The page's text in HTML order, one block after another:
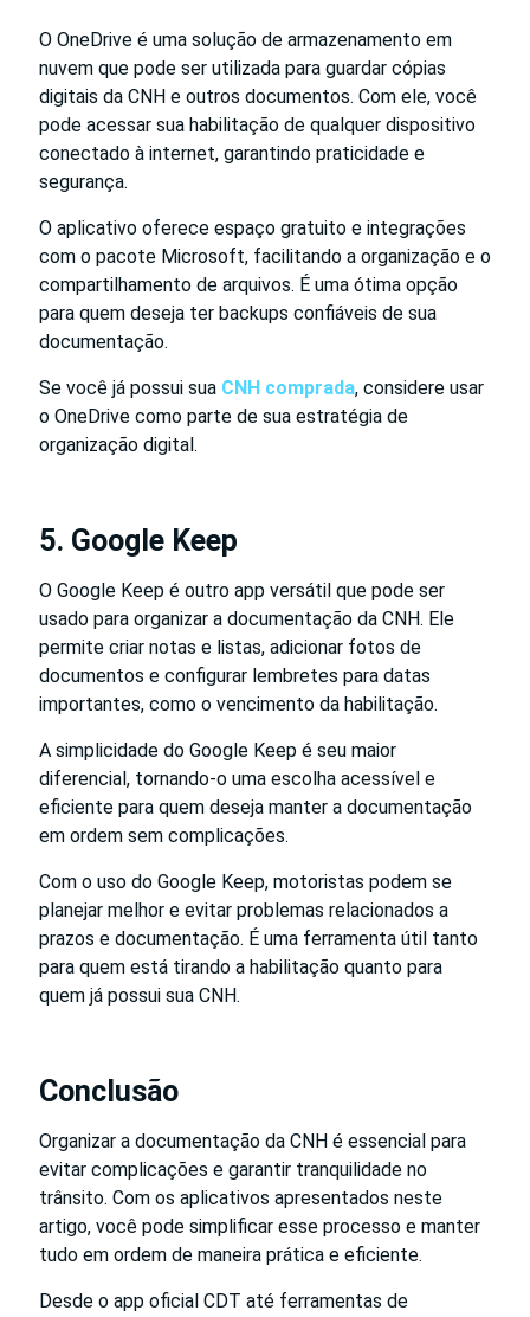
O OneDrive é uma solução de armazenamento em
nuvem que pode ser utilizada para guardar cópias
digitais da CNH e outros documentos. Com ele, você
pode acessar sua habilitação de qualquer dispositivo
conectado à internet, garantindo praticidade e
segurança.
O aplicativo oferece espaço gratuito e integrações
com o pacote Microsoft, facilitando a organização e o
compartilhamento de arquivos. É uma ótima opção
para quem deseja ter backups confiáveis de sua
documentação.
Se você já possui sua CNH comprada, considere usar
o OneDrive como parte de sua estratégia de
organização digital.
5. Google Keep
O Google Keep é outro app versátil que pode ser
usado para organizar a documentação da CNH. Ele
permite criar notas e listas, adicionar fotos de
documentos e configurar lembretes para datas
importantes, como o vencimento da habilitação.
A simplicidade do Google Keep é seu maior
diferencial, tornando-o uma escolha acessível e
eficiente para quem deseja manter a documentação
em ordem sem complicações.
Com o uso do Google Keep, motoristas podem se
planejar melhor e evitar problemas relacionados a
prazos e documentação. É uma ferramenta útil tanto
para quem está tirando a habilitação quanto para
quem já possui sua CNH.
Conclusão
Organizar a documentação da CNH é essencial para
evitar complicações e garantir tranquilidade no
trânsito. Com os aplicativos apresentados neste
artigo, você pode simplificar esse processo e manter
tudo em ordem de maneira prática e eficiente.
Desde o app oficial CDT até ferramentas de